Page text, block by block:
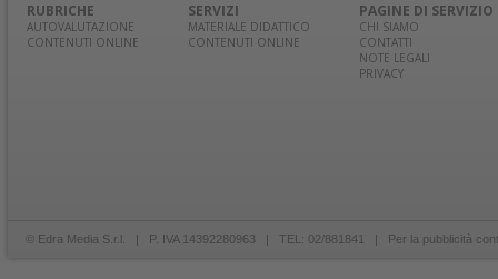
RUBRICHE
AUTOVALUTAZIONE
CONTENUTI ONLINE
SERVIZI
MATERIALE DIDATTICO
CONTENUTI ONLINE
PAGINE DI SERVIZIO
CHI SIAMO
CONTATTI
NOTE LEGALI
PRIVACY
© Edra Media S.r.l. | P. IVA 14392280963 | TEL: 02/881841 | Per la pubblicità